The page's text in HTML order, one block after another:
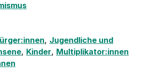
, Jugendliche und
, Kinder, Multiplikator:innen